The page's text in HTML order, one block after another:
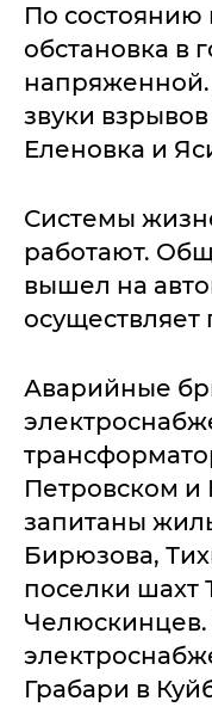
По состоянию
обстановка в
напряженной.
звуки
Еленовка и
Системы
работают.
вышел на
осуществляет
Аварийные
Петровском и
запитаны
Бирюзова,
поселки шахт
Челюскинцев.
Грабари в